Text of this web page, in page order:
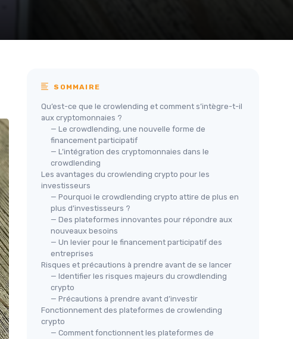
SOMMAIRE
Qu’est-ce que le crowlending et comment s’intègre-t-il
aux cryptomonnaies ?
— Le crowdlending, une nouvelle forme de
financement participatif
— L’intégration des cryptomonnaies dans le
crowdlending
Les avantages du crowlending crypto pour les
investisseurs
— Pourquoi le crowdlending crypto attire de plus en
plus d’investisseurs ?
— Des plateformes innovantes pour répondre aux
nouveaux besoins
— Un levier pour le financement participatif des
entreprises
Risques et précautions à prendre avant de se lancer
— Identifier les risques majeurs du crowdlending
crypto
— Précautions à prendre avant d’investir
Fonctionnement des plateformes de crowlending
crypto
— Comment fonctionnent les plateformes de